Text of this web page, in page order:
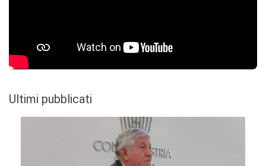
Ultimi pubblicati